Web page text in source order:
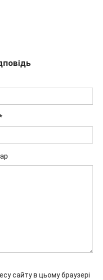
сайту в цьому браузері